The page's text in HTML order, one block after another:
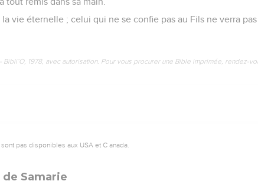
vie éternelle ; celui qui ne se confie pas au Fils ne verra
1978, avec autorisation. Pour vous procurer une Bible imprimée, rendez-
pas disponibles aux USA et C anada.
Samarie